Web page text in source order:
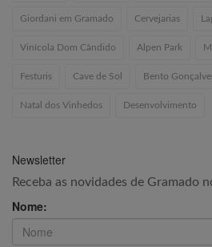
Giordani em Gramado Cervejarias
Vinícola Dom Cândido Alpen Park
Festuris Cave de Sol Bento
Natal dos Vinhedos Desenvolvimento
Newsletter
Receba as novidades de Gramado
Nome: